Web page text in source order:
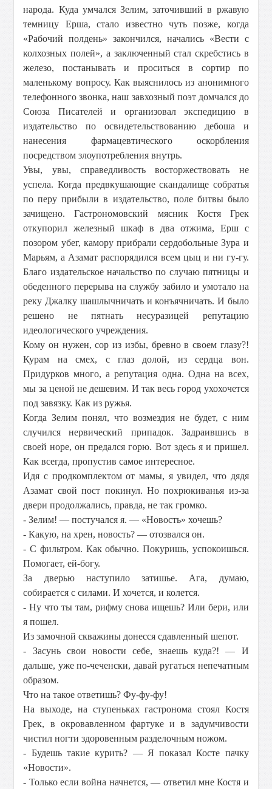
народа. Куда умчался Зелим, заточивший в ржавую
темницу Ерша, стало известно чуть позже, когда
«Рабочий полдень» закончился, начались «Вести с
колхозных полей», а заключенный стал скребстись в
железо, постанывать и проситься в сортир по
маленькому вопросу. Как выяснилось из анонимного
телефонного звонка, наш завхозный поэт домчался до
Союза Писателей и организовал экспедицию в
издательство по освидетельствованию дебоша и
нанесения фармацевтического оскорбления
посредством злоупотребления внутрь.
Увы, увы, справедливость восторжествовать не
успела. Когда предвкушающие скандалище собратья
по перу прибыли в издательство, поле битвы было
зачищено. Гастрономовский мясник Костя Грек
откупорил железный шкаф в два отжима, Ерш с
позором убег, камору прибрали сердобольные Зура и
Марьям, а Азамат распорядился всем цыц и ни гу-гу.
Благо издательское начальство по случаю пятницы и
обеденного перерыва на службу забило и умотало на
реку Джалку шашлычничать и конъячничать. И было
решено не пятнать несуразицей репутацию
идеологического учреждения.
Кому он нужен, сор из избы, бревно в своем глазу?!
Курам на смех, с глаз долой, из сердца вон.
Придурков много, а репутация одна. Одна на всех,
мы за ценой не дешевим. И так весь город ухохочется
под завязку. Как из ружья.
Когда Зелим понял, что возмездия не будет, с ним
случился нервический припадок. Задраившись в
своей норе, он предался горю. Вот здесь я и пришел.
Как всегда, пропустив самое интересное.
Идя с продкомплектом от мамы, я увидел, что дядя
Азамат свой пост покинул. Но похрюкиванья из-за
двери продолжались, правда, не так громко.
- Зелим! — постучался я. — «Новость» хочешь?
- Какую, на хрен, новость? — отозвался он.
- С фильтром. Как обычно. Покуришь, успокоишься.
Помогает, ей-богу.
За дверью наступило затишье. Ага, думаю,
собирается с силами. И хочется, и колется.
- Ну что ты там, рифму снова ищешь? Или бери, или
я пошел.
Из замочной скважины донесся сдавленный шепот.
- Засунь свои новости себе, знаешь куда?! — И
дальше, уже по-чеченски, давай ругаться непечатным
образом.
Что на такое ответишь? Фу-фу-фу!
На выходе, на ступеньках гастронома стоял Костя
Грек, в окровавленном фартуке и в задумчивости
чистил ногти здоровенным разделочным ножом.
- Будешь такие курить? — Я показал Косте пачку
«Новости».
- Только если война начнется, — ответил мне Костя и